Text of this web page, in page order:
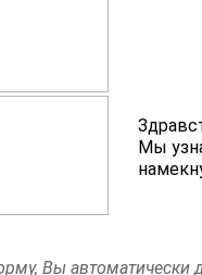
Мы
Вы автоматически